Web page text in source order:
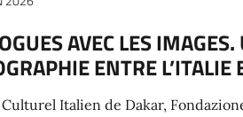
AVEC LES
ENTRE L’ITALIE
Culturel Italien de Dakar,